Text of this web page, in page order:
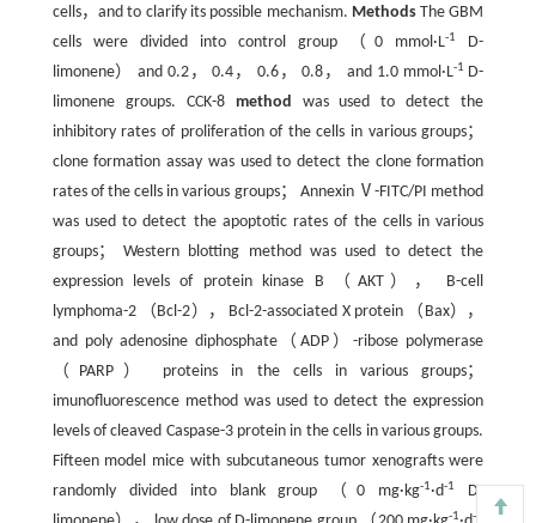
cells，and to clarify its possible mechanism. MethodsThe GBM
cells were divided into control group （0 mmol·L-1
D-
limonene） and 0.2， 0.4， 0.6， 0.8， and 1.0 mmol·L-1 D-
limonene groups. CCK-8 method was used to detect the
inhibitory rates of proliferation of the cells in various groups；
clone formation assay was used to detect the clone formation
rates of the cells in various groups； Annexin Ⅴ-FITC/PI method
was used to detect the apoptotic rates of the cells in various
groups； Western blotting method was used to detect the
expression levels of protein kinase B （AKT）， B-cell
lymphoma-2 （Bcl-2）， Bcl-2-associated X protein （Bax），
and poly adenosine diphosphate（ADP）-ribose polymerase
（PARP） proteins in the cells in various groups；
imunofluorescence method was used to detect the expression
levels of cleaved Caspase-3 protein in the cells in various groups.
Fifteen model mice with subcutaneous tumor xenografts were
randomly divided into blank group （0 mg·kg-1·d-1
D-
-1 -1